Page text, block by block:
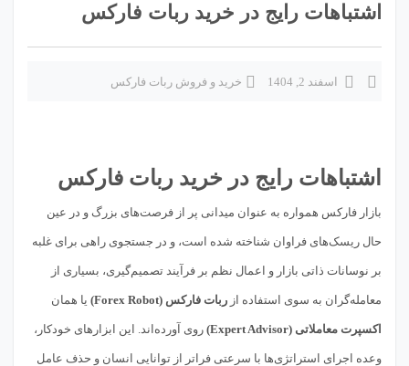
اشتباهات رایج در خرید ربات فارکس
اسفند 2, 1404 خرید و فروش ربات فارکس
اشتباهات رایج در خرید ربات فارکس
بازار فارکس همواره به عنوان میدانی پر از فرصت‌های بزرگ و در عین
حال ریسک‌های فراوان شناخته شده است، و در جستجوی راهی برای غلبه
بر نوسانات ذاتی بازار و اعمال نظم بر فرآیند تصمیم‌گیری، بسیاری از
معامله‌گران به سوی استفاده از ربات فارکس (Forex Robot) یا همان
اکسپرت معاملاتی (Expert Advisor) روی آورده‌اند. این ابزارهای خودکار،
وعده اجرای استراتژی‌ها با سرعتی فراتر از توانایی انسان و حذف عامل